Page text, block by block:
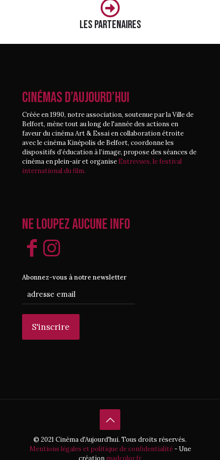
Les partenaires
CINÉMAS D’AUJOURD’HUI
Créée en 1990, notre association, soutenue par la Ville de
Belfort, mène tout au long de l'année des actions en
faveur du cinéma Art & Essai en collaboration étroite
avec le cinéma Kinépolis de Belfort, coordonne les
dispositifs d’éducation à l’image, propose des séances de
cinéma en plein-air et organise Entrevues, le festival
international du film.
Ne loupez aucune info
Abonnez-vous à notre newsletter
© 2021 Cinéma d'Aujourd'hui. Tous droits réservés.
Mentions légales et politique de confidentialité- Une